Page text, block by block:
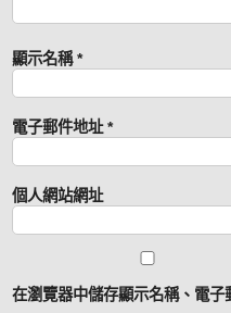
顯示名稱*
電子郵件地址*
個人網站網址
在瀏覽器中儲存顯示名稱、電子